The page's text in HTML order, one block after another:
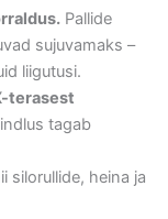
Pallide
sujuvamaks –
liigutusi.
terasest
tagab
silorullide, heina ja